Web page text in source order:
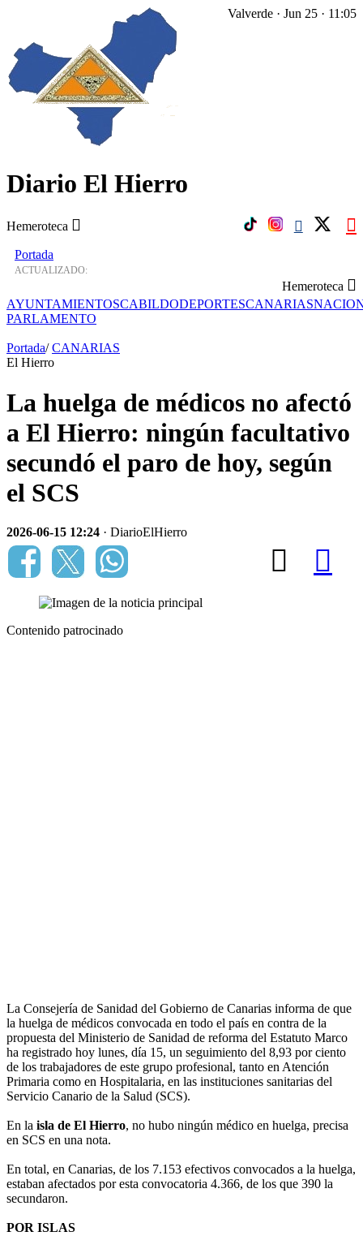
Diario El Hierro
Hemeroteca
Valverde · Jun 25 · 11:05
Portada
ACTUALIZADO:
Hemeroteca
AYUNTAMIENTOSCABILDODEPORTESCANARIAS
PARLAMENTO
Portada/ CANARIAS
El Hierro
La huelga de médicos no afectó
a El Hierro: ningún facultativo
secundó el paro de hoy, según
el SCS
2026-06-15 12:24 · DiarioElHierro
Contenido patrocinado
La Consejería de Sanidad del Gobierno de Canarias informa de que
la huelga de médicos convocada en todo el país en contra de la
propuesta del Ministerio de Sanidad de reforma del Estatuto Marco
ha registrado hoy lunes, día 15, un seguimiento del 8,93 por ciento
de los trabajadores de este grupo profesional, tanto en Atención
Primaria como en Hospitalaria, en las instituciones sanitarias del
Servicio Canario de la Salud (SCS).
En la isla de El Hierro, no hubo ningún médico en huelga, precisa
en SCS en una nota.
En total, en Canarias, de los 7.153 efectivos convocados a la huelga,
estaban afectados por esta convocatoria 4.366, de los que 390 la
secundaron.
POR ISLAS